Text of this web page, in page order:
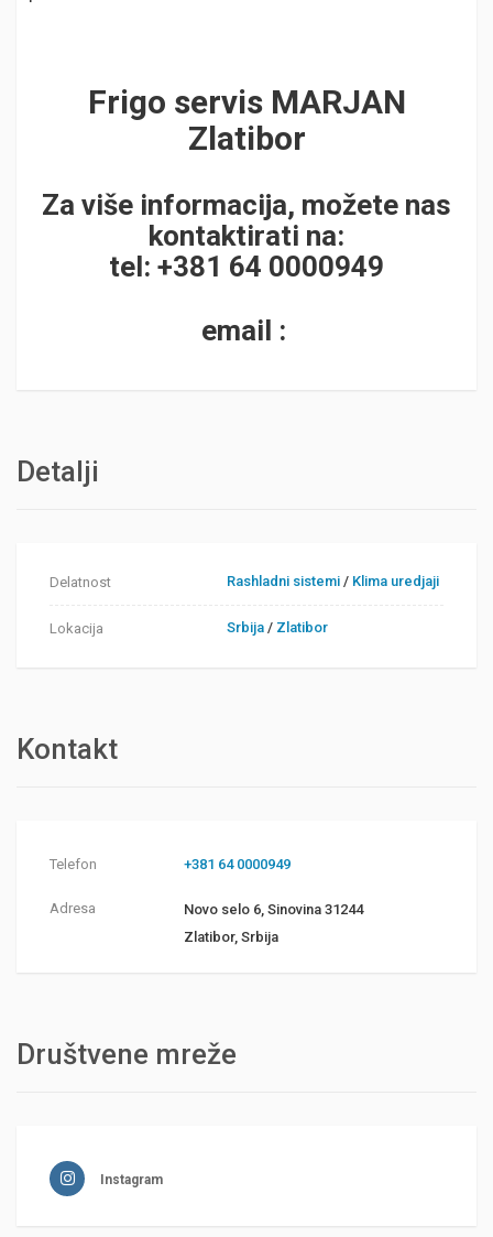
Frigo servis MARJAN
Zlatibor
Za više informacija, možete nas
kontaktirati na:
tel: +381 64 0000949
email :
Detalji
Delatnost Rashladni sistemi / Klima uredjaji
Lokacija Srbija / Zlatibor
Kontakt
Telefon +381 64 0000949
Adresa
Novo selo 6, Sinovina 31244
Zlatibor, Srbija
Društvene mreže
Instagram